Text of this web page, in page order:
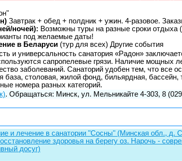
Завтрак + обед + полдник + ужин. 4-разовое.
ночей): Возможны туры на разные сроки отдыха
под желаемые даты!
в Беларуси (тур для всех) Другие события
и универсальность санатория «Радон»
сапропелевые грязи. Наличие мощных
заболеваний. Санаторий удобен тем, что все
база, столовая, жилой фонд, бильярдная, бассейн,
номера разных категорий.
. Обращаться: Минск, ул. Мельникайте 4-303, 8
и лечение в санатории "Сосны" (Минская обл., д.
здоровья на берегу оз. Нарочь -
досуг)